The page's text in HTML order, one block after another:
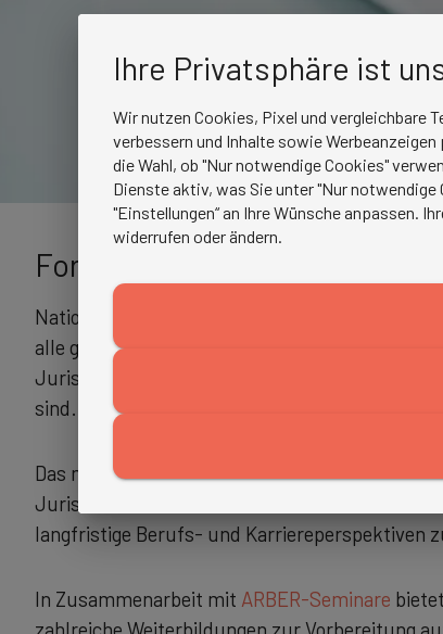
Fortbildung Fachanwalt Bau-
National wie international ist das Recht
alle gesellschaftlichen Bereiche betreffen.
Juristen benötigt, die sich in den komplexen
sind.
Das mibeg-Institut Wirtschaft und Recht
Juristen, insbesondere in Hinblick auf
langfristige Berufs- und Karriereperspektiven
In Zusammenarbeit mit ARBER-Seminare
zahlreiche Weiterbildungen zur Vorbereitung
Ihre Privatsphäre ist
Wir nutzen Cookies, Pixel und vergleichbare
verbessern und Inhalte sowie
die Wahl, ob "Nur notwendige Cookies"
Dienste aktiv, was Sie unter "Nur
"Einstellungen“ an Ihre Wünsche anpassen.
widerrufen oder ändern.